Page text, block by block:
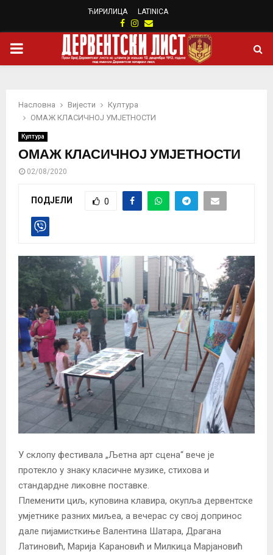
ЋИРИЛИЦА LATINICA
Facebook
Instagram
Email
PRIMARY
Насловна Вијести
Култура
ОМАЖ КЛАСИЧНОЈ УМЈЕТНОСТИ
Култура
ОМАЖ КЛАСИЧНОЈ УМЈЕТНОСТИ
02/08/2020
ПОДЈЕЛИ 0
У склопу фестивала „Љетна арт сцена“ вече је
протекло у знаку класичне музике, стихова и
стандардне ликовне поставке.
Племенити циљ, куповина клавира, окупља дервентске
умјетнике разних миљеа, а вечерас су свој допринос
дале пијамисткиње Валентина Шатара, Драгана
Латиновић, Марија Карановић и Милкица Марјановић